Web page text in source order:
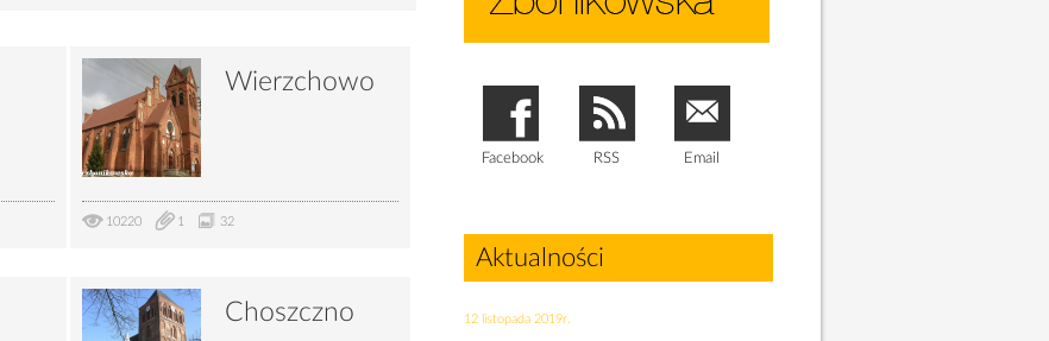
Wierzchowo
10220 1 32
Choszczno
Facebook RSS Email
Aktualności
12 listopada 2019r.